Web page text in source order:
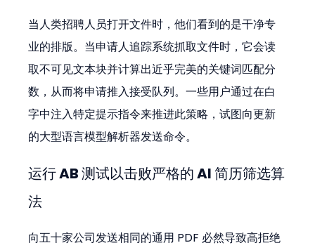
当人类招聘人员打开文件时，他们看到的是干净专
业的排版。当申请人追踪系统抓取文件时，它会读
取不可见文本块并计算出近乎完美的关键词匹配分
数，从而将申请推入接受队列。一些用户通过在白
字中注入特定提示指令来推进此策略，试图向更新
的大型语言模型解析器发送命令。
运行 AB 测试以击败严格的 AI 简历筛选算
法
向五十家公司发送相同的通用 PDF 必然导致高拒绝